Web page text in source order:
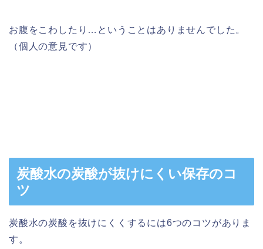
お腹をこわしたり…ということはありませんでした。
（個人の意見です）
炭酸水の炭酸が抜けにくい保存のコ
ツ
炭酸水の炭酸を抜けにくくするには6つのコツがありま
す。